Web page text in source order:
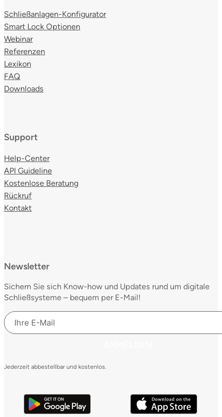
Schließanlagen-Konfigurator
Smart Lock Optionen
Webinar
Referenzen
Lexikon
FAQ
Downloads
Support
Help-Center
API Guideline
Kostenlose Beratung
Rückruf
Kontakt
Newsletter
Sichern Sie sich Know-how und Updates rund um digitale
Schließsysteme – bequem per E-Mail!
Jederzeit abbestellbar und kostenlos.